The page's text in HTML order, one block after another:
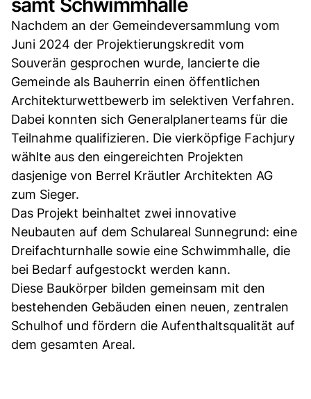
samt Schwimmhalle
Nachdem an der Gemeindeversammlung vom
Juni 2024 der Projektierungskredit vom
Souverän gesprochen wurde, lancierte die
Gemeinde als Bauherrin einen öffentlichen
Architekturwettbewerb im selektiven Verfahren.
Dabei konnten sich Generalplanerteams für die
Teilnahme qualifizieren. Die vierköpfige Fachjury
wählte aus den eingereichten Projekten
dasjenige von Berrel Kräutler Architekten AG
zum Sieger.
Das Projekt beinhaltet zwei innovative
Neubauten auf dem Schulareal Sunnegrund: eine
Dreifachturnhalle sowie eine Schwimmhalle, die
bei Bedarf aufgestockt werden kann.
Diese Baukörper bilden gemeinsam mit den
bestehenden Gebäuden einen neuen, zentralen
Schulhof und fördern die Aufenthaltsqualität auf
dem gesamten Areal.